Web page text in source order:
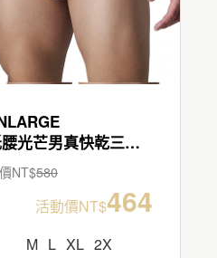
低腰光芒男真快乾三角褲
NT$580
活動價NT$464
M L XL 2X